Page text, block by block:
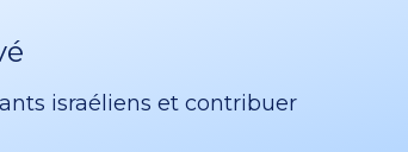
israéliens et contribuer